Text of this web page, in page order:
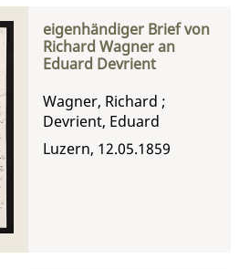
eigenhändiger Brief von
Richard Wagner an
Eduard Devrient
Wagner, Richard ;
Devrient, Eduard
Luzern, 12.05.1859